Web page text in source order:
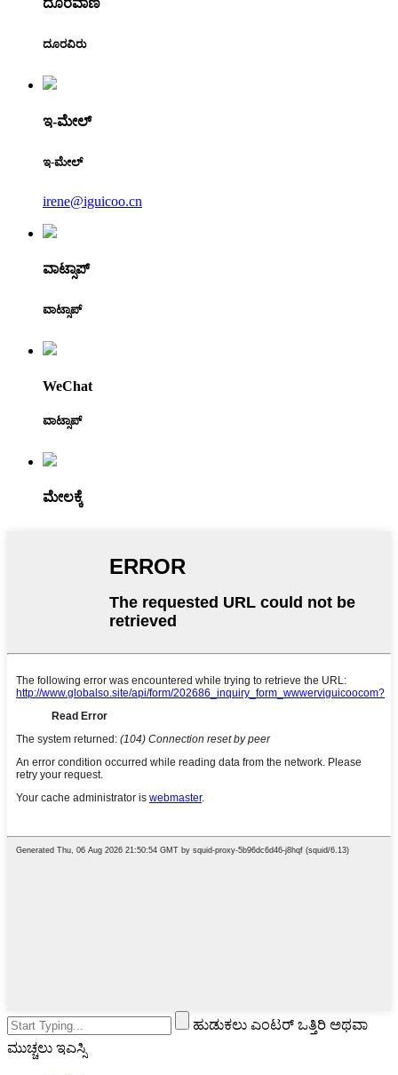
ದೂರವಿರು
ಇ-ಮೇಲ್
ಇ-ಮೇಲ್
irene@iguicoo.cn
ವಾಟ್ಸಾಪ್
ವಾಟ್ಸಾಪ್
WeChat
ವಾಟ್ಸಾಪ್
ಮೇಲಕ್ಕೆ
ಹುಡುಕಲು ಎಂಟರ್ ಒತ್ತಿರಿ ಅಥವಾ
ಮುಚ್ಚಲು ಇಎಸ್ಸಿ